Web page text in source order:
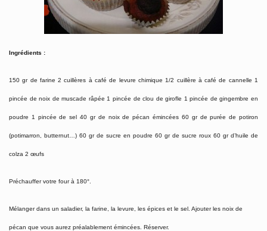
Ingrédients :
150 gr de farine 2 cuillères à café de levure chimique 1/2 cuillère à café de cannelle 1
pincée de noix de muscade râpée 1 pincée de clou de girofle 1 pincée de gingembre en
poudre 1 pincée de sel 40 gr de noix de pécan émincées 60 gr de purée de potiron
(potimarron, butternut…) 60 gr de sucre en poudre 60 gr de sucre roux 60 gr d’huile de
colza 2 œufs
Préchauffer votre four à 180°.
Mélanger dans un saladier, la farine, la levure, les épices et le sel. Ajouter les noix de
pécan que vous aurez préalablement émincées. Réserver.